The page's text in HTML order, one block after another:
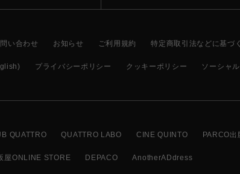
い合わせ お知らせ ご利用規約 特定商取引法などに基づ
プライバシーポリシー クッキーポリシー ソーシャ
QUATTRO QUATTRO LABO CINE QUINTO PARCO出
屋ONLINE STORE DEPACO AnotherADdress